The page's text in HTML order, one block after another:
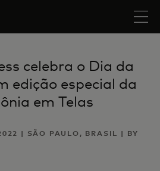
celebra o Dia da
edição especial da
em Telas
| SÃO PAULO, BRASIL | BY